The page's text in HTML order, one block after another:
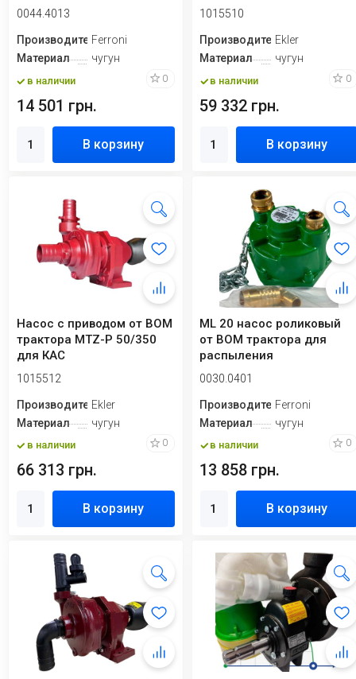
0044.4013
ПроизводительFerroni
Материал
чугун
в наличии 0
14 501 грн.
В корзину
1015510
ПроизводительEkler
Материал
чугун
в наличии 0
59 332 грн.
В корзину
Насос с приводом от ВОМ
трактора MTZ-P 50/350
для КАС
1015512
ПроизводительEkler
Материал
чугун
в наличии 0
66 313 грн.
В корзину
ML 20 насос роликовый
от ВОМ трактора для
распыления
0030.0401
ПроизводительFerroni
Материал
чугун
в наличии 0
13 858 грн.
В корзину